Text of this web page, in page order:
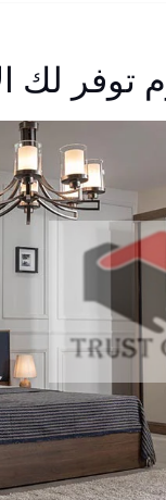
لك